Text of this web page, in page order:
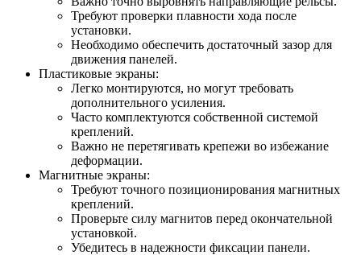
Требуют проверки плавности хода после
установки.
Необходимо обеспечить достаточный зазор для
движения панелей.
Пластиковые экраны:
Легко монтируются, но могут требовать
дополнительного усиления.
Часто комплектуются собственной системой
креплений.
Важно не перетягивать крепежи во избежание
деформации.
Магнитные экраны:
Требуют точного позиционирования магнитных
креплений.
Проверьте силу магнитов перед окончательной
установкой.
Убедитесь в надежности фиксации панели.